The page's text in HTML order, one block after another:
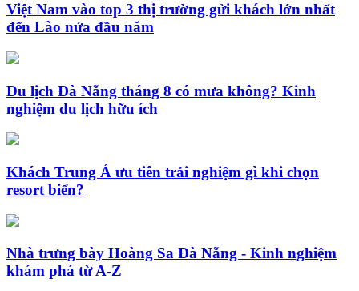
Việt Nam vào top 3 thị trường gửi khách lớn nhất
đến Lào nửa đầu năm
Du lịch Đà Nẵng tháng 8 có mưa không? Kinh
nghiệm du lịch hữu ích
Khách Trung Á ưu tiên trải nghiệm gì khi chọn
resort biển?
Nhà trưng bày Hoàng Sa Đà Nẵng - Kinh nghiệm
khám phá từ A-Z